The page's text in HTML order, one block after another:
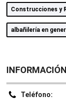
Construcciones y
albañilería en
Teléfono: